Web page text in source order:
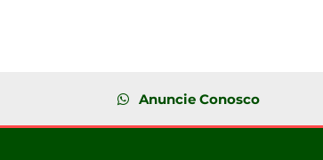
Anuncie Conosco